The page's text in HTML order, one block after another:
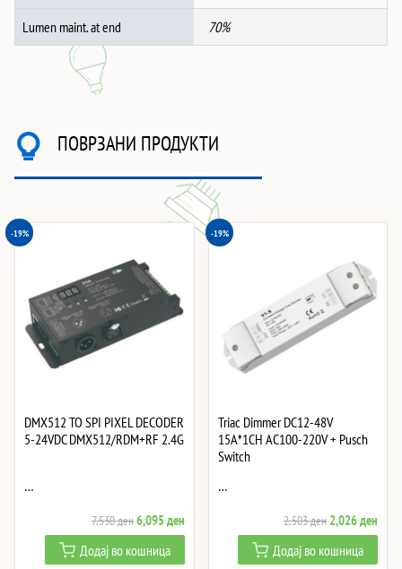
Lumen maint. at end 70%
ПОВРЗАНИ ПРОДУКТИ
-19%
DMX512 TO SPI PIXEL DECODER
5-24VDC DMX512/RDM+RF 2.4G
…
7,530денOriginal
price
was:
6,095денCurrent
price
is:
Додај во кошница
-19%
Triac Dimmer DC12-48V
15A*1CH AC100-220V + Pusch
Switch
…
2,503ден Original
price
was:
2,026ден
price
is:
Додај во кошница